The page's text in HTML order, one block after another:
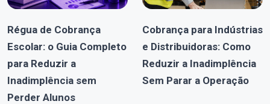
Régua de Cobrança
Escolar: o Guia Completo
para Reduzir a
Inadimplência sem
Perder Alunos
Cobrança para Indústrias
e Distribuidoras: Como
Reduzir a Inadimplência
Sem Parar a Operação